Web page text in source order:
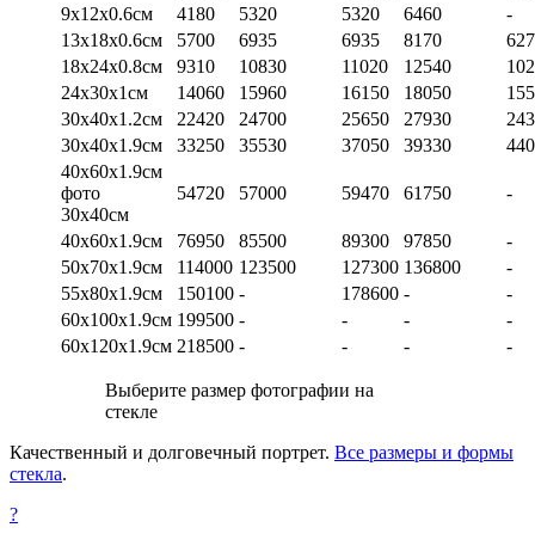
9х12х0.6см
4180 5320 5320 6460
-
13х18х0.6см
5700 6935 6935 8170
18х24х0.8см
9310 10830 11020 12540
24х30х1см
14060 15960 16150 18050
30х40х1.2см
22420 24700 25650 27930
30х40х1.9см
33250 35530 37050 39330
40х60х1.9см
фото
30х40см
54720 57000 59470 61750 -
40х60х1.9см 76950 85500 89300 97850
-
50х70х1.9см
114000 123500 127300 136800
-
55х80х1.9см
150100 - 178600 -
-
60х100х1.9см 199500 - - -
-
60х120х1.9см 218500 - - - -
Выберите размер фотографии на
стекле
Качественный и долговечный портрет. Все размеры и формы
стекла.
?